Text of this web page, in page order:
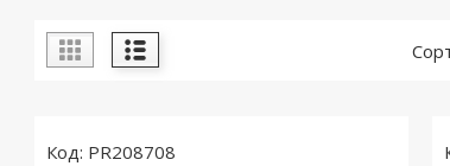
PR208708